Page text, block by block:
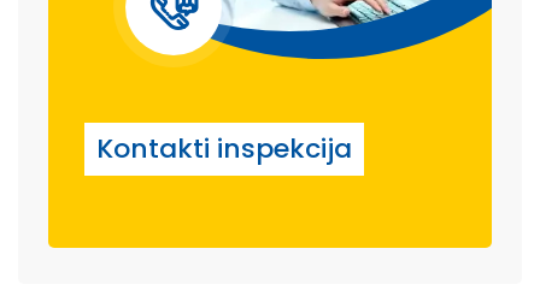
Kontakti inspekcija